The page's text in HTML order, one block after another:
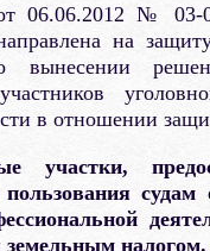
06.06.2012 № 03-
на
вынесении
в отношении
участки,
пользования
земельным налогом.